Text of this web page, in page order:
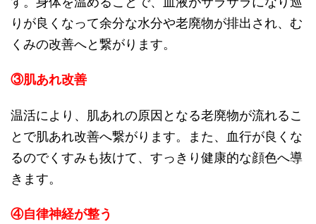
りが良くなって余分な水分や老廃物が排出され、む
くみの改善へと繋がります。
③肌あれ改善
温活により、肌あれの原因となる老廃物が流れるこ
とで肌あれ改善へ繋がります。また、血行が良くな
るのでくすみも抜けて、すっきり健康的な顔色へ導
きます。
④自律神経が整う